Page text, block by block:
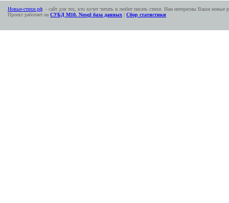
Новые-стихи.рф - сайт для тех, кто хочет читать и любит писать стихи. Нам интересны Ваши новые
Проект работает на СУБД М10. Nosql база данных | Сбор статистики